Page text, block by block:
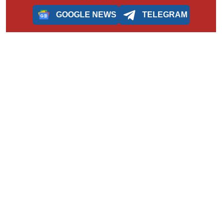
GOOGLE NEWS TELEGRAM